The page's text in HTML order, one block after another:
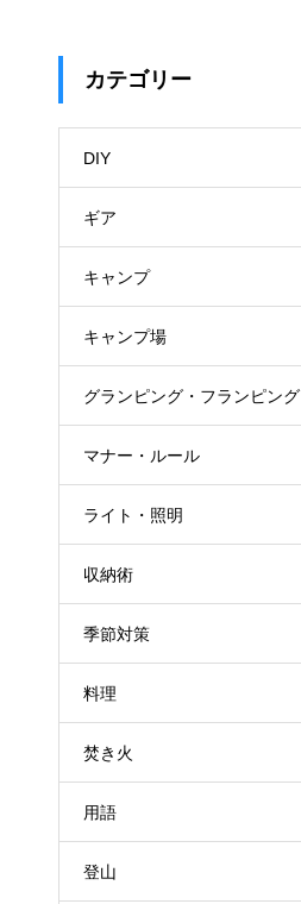
カテゴリー
DIY
ギア
キャンプ
キャンプ場
グランピング・フランピング
マナー・ルール
ライト・照明
収納術
季節対策
料理
焚き火
用語
登山